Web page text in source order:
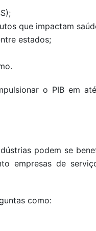
que impactam
estados;
o PIB em
podem se
empresas de
como: